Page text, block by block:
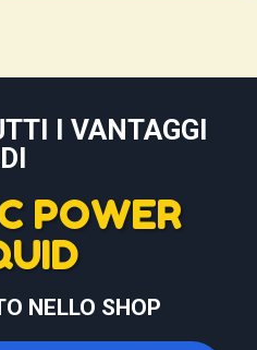
I VANTAGGI
DI
POWER
NELLO SHOP